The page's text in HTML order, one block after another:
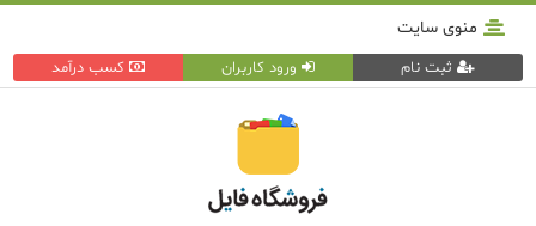
منوی سایت
کسب درآمد ورود کاربران ثبت نام